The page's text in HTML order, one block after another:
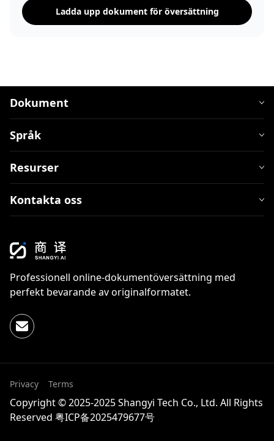
Ladda upp dokument för översättning
Dokument
Språk
Resurser
Kontakta oss
Professionell online-dokumentöversättning med
perfekt bevarande av originalformatet.
Privacy Terms
Copyright © 2025-2025 Shangyi Tech Co., Ltd. All Rights
Reserved 粤ICP备2025479677号